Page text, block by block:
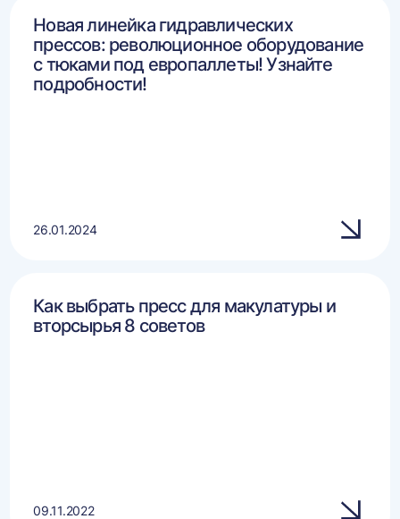
Новая линейка гидравлических
прессов: революционное оборудование
с тюками под европаллеты! Узнайте
подробности!
26.01.2024
Как выбрать пресс для макулатуры и
вторсырья 8 советов
09.11.2022